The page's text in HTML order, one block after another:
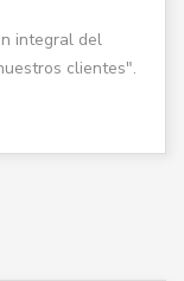
integral del
clientes".